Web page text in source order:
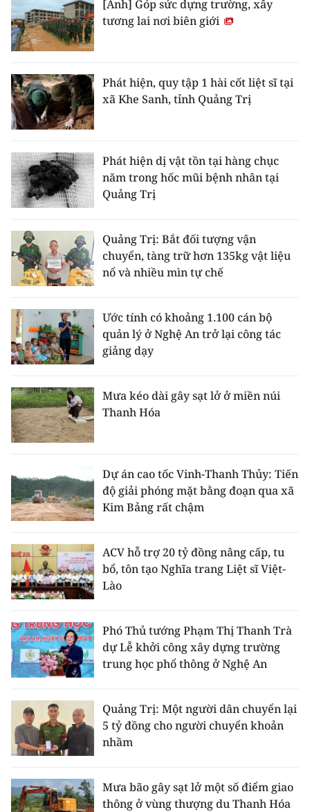
[Ảnh] Góp sức dựng trường, xây
tương lai nơi biên giới
Phát hiện, quy tập 1 hài cốt liệt sĩ tại
xã Khe Sanh, tỉnh Quảng Trị
Phát hiện dị vật tồn tại hàng chục
năm trong hốc mũi bệnh nhân tại
Quảng Trị
Quảng Trị: Bắt đối tượng vận
chuyển, tàng trữ hơn 135kg vật liệu
nổ và nhiều mìn tự chế
Ước tính có khoảng 1.100 cán bộ
quản lý ở Nghệ An trở lại công tác
giảng dạy
Mưa kéo dài gây sạt lở ở miền núi
Thanh Hóa
Dự án cao tốc Vinh-Thanh Thủy: Tiến
độ giải phóng mặt bằng đoạn qua xã
Kim Bảng rất chậm
ACV hỗ trợ 20 tỷ đồng nâng cấp, tu
bổ, tôn tạo Nghĩa trang Liệt sĩ Việt-
Lào
Phó Thủ tướng Phạm Thị Thanh Trà
dự Lễ khởi công xây dựng trường
trung học phổ thông ở Nghệ An
Quảng Trị: Một người dân chuyển lại
5 tỷ đồng cho người chuyển khoản
nhầm
Mưa bão gây sạt lở một số điểm giao
thông ở vùng thượng du Thanh Hóa